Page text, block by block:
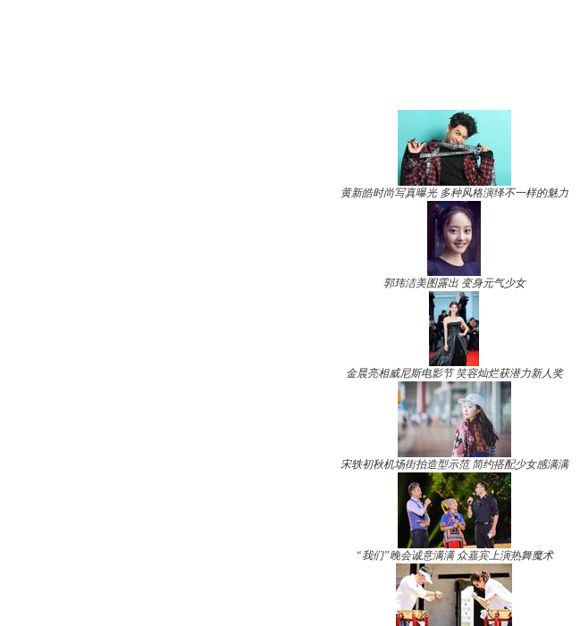
黄新皓时尚写真曝光 多种风格演绎不一样的魅力
郭玮洁美图露出 变身元气少女
金晨亮相威尼斯电影节 笑容灿烂获潜力新人奖
宋轶初秋机场街拍造型示范 简约搭配少女感满满
“我们”晚会诚意满满 众嘉宾上演热舞魔术